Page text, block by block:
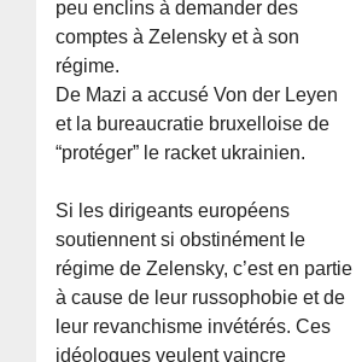
peu enclins à demander des
comptes à Zelensky et à son
régime.
De Mazi a accusé Von der Leyen
et la bureaucratie bruxelloise de
“protéger” le racket ukrainien.
Si les dirigeants européens
soutiennent si obstinément le
régime de Zelensky, c’est en partie
à cause de leur russophobie et de
leur revanchisme invétérés. Ces
idéologues veulent vaincre